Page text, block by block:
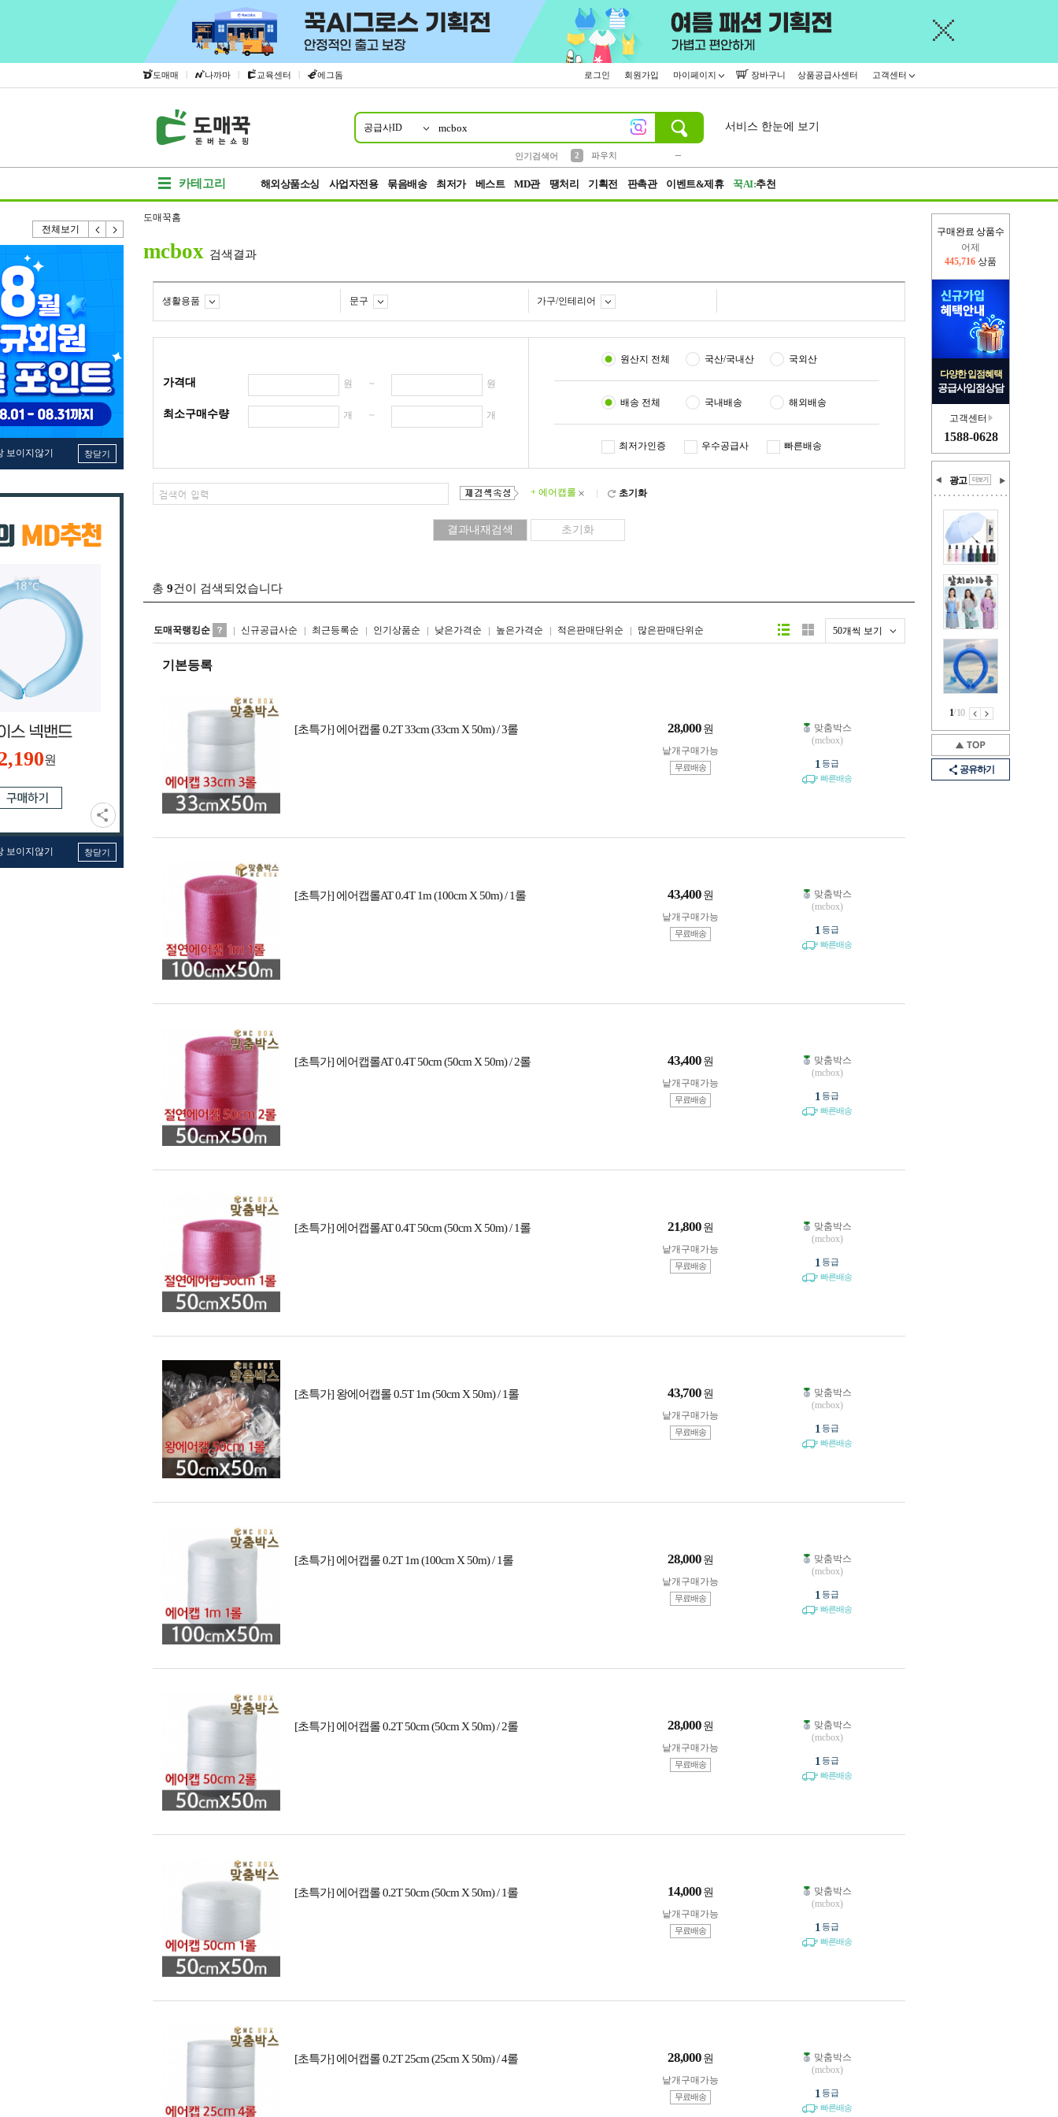
도매매 | 나까마 | 교육센터 | 에그돔 로그인 회원가입 마이페이지 장바구니 상품공급사센터 고객센터
공급사ID
인기검색어
2
파우치
서비스 한눈에 보기
카테고리 해외상품소싱 사업자전용 묶음배송 최저가 베스트 MD관 땡처리 기획전 판촉관 이벤트&제휴 꾹AI:추천
전체보기
보이지않기 창닫기
원
보이지않기 창닫기
구매완료 상품수
어제
445,716 상품
다양한 입점혜택
공급사입점상담
고객센터
1588-0628
광고
1/10
공유하기
도매꾹홈
mcbox 검색결과
생활용품 문구 가구/인테리어
가격대 원 ~ 원
최소구매수량 개 ~ 개
원산지 전체 국산/국내산 국외산
배송 전체 국내배송 해외배송
최저가인증 우수공급사 빠른배송
+ 에어캡롤 × 초기화
총 9건이 검색되었습니다
도매꾹랭킹순 신규공급사순 최근등록순 인기상품순 낮은가격순 높은가격순 적은판매단위순 많은판매단위순 50개씩 보기
리스트형갤러리형
기본등록
[초특가] 에어캡롤 0.2T 33cm (33cm X 50m) / 3롤 28,000 원
낱개구매가능
무료배송
맞춤박스
(mcbox)
1 등급
빠른배송
[초특가] 에어캡롤AT 0.4T 1m (100cm X 50m) / 1롤 43,400 원
낱개구매가능
무료배송
맞춤박스
(mcbox)
1 등급
빠른배송
[초특가] 에어캡롤AT 0.4T 50cm (50cm X 50m) / 2롤 43,400 원
낱개구매가능
무료배송
맞춤박스
(mcbox)
1 등급
빠른배송
[초특가] 에어캡롤AT 0.4T 50cm (50cm X 50m) / 1롤 21,800 원
낱개구매가능
무료배송
맞춤박스
(mcbox)
1 등급
빠른배송
[초특가] 왕에어캡롤 0.5T 1m (50cm X 50m) / 1롤 43,700 원
낱개구매가능
무료배송
맞춤박스
(mcbox)
1 등급
빠른배송
[초특가] 에어캡롤 0.2T 1m (100cm X 50m) / 1롤 28,000 원
낱개구매가능
무료배송
맞춤박스
(mcbox)
1 등급
빠른배송
[초특가] 에어캡롤 0.2T 50cm (50cm X 50m) / 2롤 28,000 원
낱개구매가능
무료배송
맞춤박스
(mcbox)
1 등급
빠른배송
[초특가] 에어캡롤 0.2T 50cm (50cm X 50m) / 1롤 14,000 원
낱개구매가능
무료배송
맞춤박스
(mcbox)
1 등급
빠른배송
[초특가] 에어캡롤 0.2T 25cm (25cm X 50m) / 4롤 28,000 원
낱개구매가능
무료배송
맞춤박스
(mcbox)
1 등급
빠른배송